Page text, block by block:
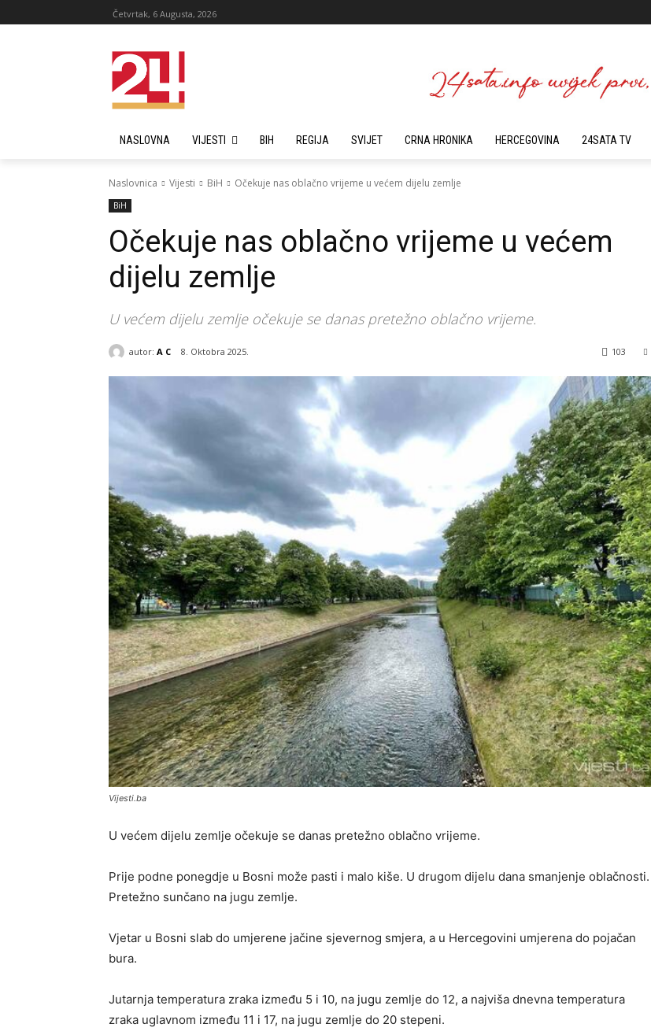
Četvrtak, 6 Augusta, 2026
NASLOVNA VIJESTI BIH REGIJA SVIJET CRNA HRONIKA HERCEGOVINA 24SATA TV
Naslovnica Vijesti BiH Očekuje nas oblačno vrijeme u većem dijelu zemlje
BiH
Očekuje nas oblačno vrijeme u većem
dijelu zemlje
U većem dijelu zemlje očekuje se danas pretežno oblačno vrijeme.
autor: A C 8. Oktobra 2025. 103
Vijesti.ba
U većem dijelu zemlje očekuje se danas pretežno oblačno vrijeme.
Prije podne ponegdje u Bosni može pasti i malo kiše. U drugom dijelu dana smanjenje oblačnosti.
Pretežno sunčano na jugu zemlje.
Vjetar u Bosni slab do umjerene jačine sjevernog smjera, a u Hercegovini umjerena do pojačan
bura.
Jutarnja temperatura zraka između 5 i 10, na jugu zemlje do 12, a najviša dnevna temperatura
zraka uglavnom između 11 i 17, na jugu zemlje do 20 stepeni.